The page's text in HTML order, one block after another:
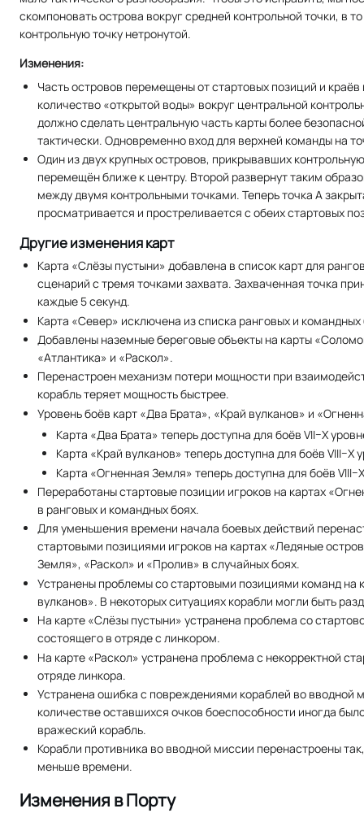
скомпоновать острова вокруг средней контрольной точки, в
контрольную точку нетронутой.
Изменения:
Часть островов перемещены от стартовых позиций и
количество «открытой воды» вокруг центральной
должно сделать центральную часть карты более
тактически. Одновременно вход для верхней команды на
Один из двух крупных островов, прикрывавших
перемещён ближе к центру. Второй развернут таким
между двумя контрольными точками. Теперь точка А
просматривается и простреливается с обеих стартовых
Другие изменения карт
Карта «Слёзы пустыни» добавлена в список карт для
сценарий с тремя точками захвата. Захваченная точка
каждые 5 секунд.
Карта «Север» исключена из списка ранговых и командных
Добавлены наземные береговые объекты на карты
«Атлантика» и «Раскол».
Перенастроен механизм потери мощности при
корабль теряет мощность быстрее.
Уровень боёв карт «Два Брата», «Край вулканов» и
Карта «Два Брата» теперь доступна для боёв VII–X
Карта «Край вулканов» теперь доступна для боёв VIII–X
Карта «Огненная Земля» теперь доступна для боёв
Переработаны стартовые позиции игроков на картах
в ранговых и командных боях.
Для уменьшения времени начала боевых действий
стартовыми позициями игроков на картах «Ледяные
Земля», «Раскол» и «Пролив» в случайных боях.
Устранены проблемы со стартовыми позициями команд на
вулканов». В некоторых ситуациях корабли могли быть
На карте «Слёзы пустыни» устранена проблема со
состоящего в отряде с линкором.
На карте «Раскол» устранена проблема с некорректной
отряде линкора.
Устранена ошибка с повреждениями кораблей во вводной
количестве оставшихся очков боеспособности иногда
вражеский корабль.
Корабли противника во вводной миссии перенастроены
меньше времени.
Изменения в Порту